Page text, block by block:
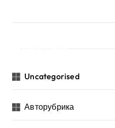
Uncategorised
Авторубрика